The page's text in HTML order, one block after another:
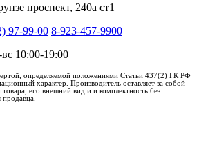
проспект, 240а ст1
97-99-00 8-923-457-9900
10:00-19:00
определяемой положениями Статьи 437(2) ГК РФ
характер. Производитель оставляет за собой
товара, его внешний вид и и комплектность без